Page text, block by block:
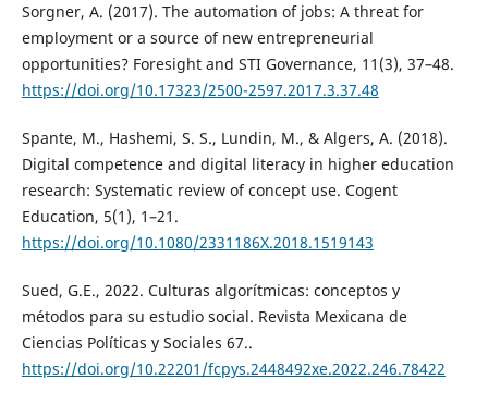
Sorgner, A. (2017). The automation of jobs: A threat for
employment or a source of new entrepreneurial
opportunities? Foresight and STI Governance, 11(3), 37–48.
https://doi.org/10.17323/2500-2597.2017.3.37.48
Spante, M., Hashemi, S. S., Lundin, M., & Algers, A. (2018).
Digital competence and digital literacy in higher education
research: Systematic review of concept use. Cogent
Education, 5(1), 1–21.
https://doi.org/10.1080/2331186X.2018.1519143
Sued, G.E., 2022. Culturas algorítmicas: conceptos y
métodos para su estudio social. Revista Mexicana de
Ciencias Políticas y Sociales 67..
https://doi.org/10.22201/fcpys.2448492xe.2022.246.78422